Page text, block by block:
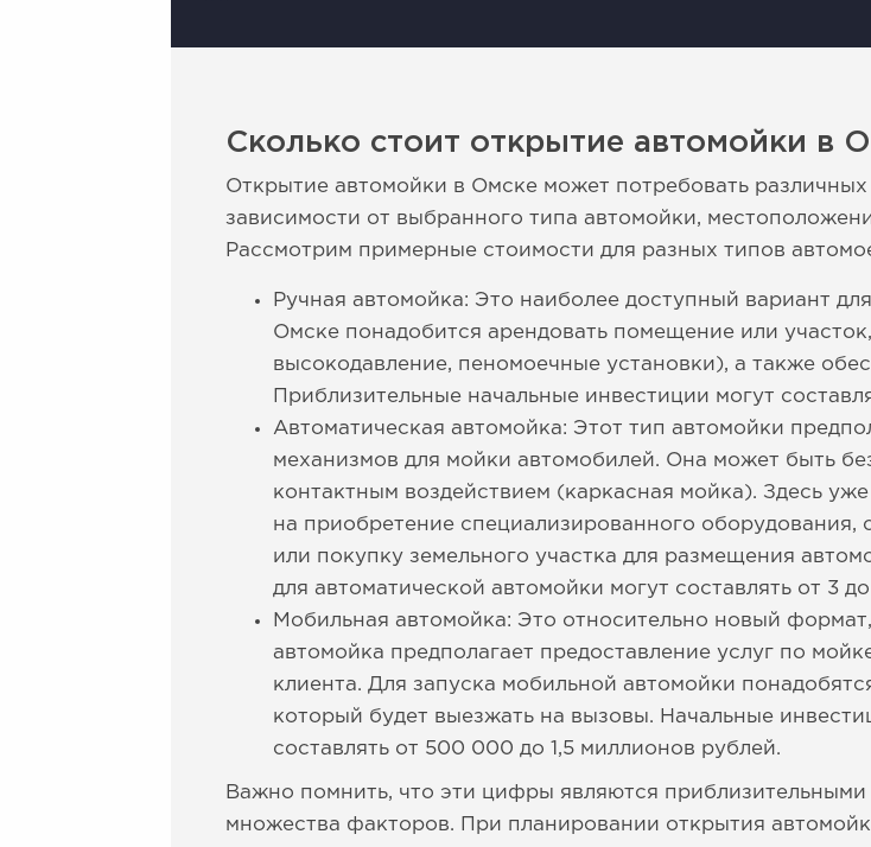
Сколько стоит открытие автомойки в
Открытие автомойки в Омске может потребовать
зависимости от выбранного типа автомойки,
Рассмотрим примерные стоимости для разных типов
Ручная автомойка: Это наиболее доступный вариант
Омске понадобится арендовать помещение или
высокодавление, пеномоечные установки), а также
Приблизительные начальные инвестиции могут
Автоматическая автомойка: Этот тип автомойки
механизмов для мойки автомобилей. Она может быть
контактным воздействием (каркасная мойка). Здесь
на приобретение специализированного оборудования,
или покупку земельного участка для размещения
для автоматической автомойки могут составлять от 3
Мобильная автомойка: Это относительно новый
автомойка предполагает предоставление услуг по
клиента. Для запуска мобильной автомойки
который будет выезжать на вызовы. Начальные
составлять от 500 000 до 1,5 миллионов рублей.
Важно помнить, что эти цифры являются приблизительными
множества факторов. При планировании открытия